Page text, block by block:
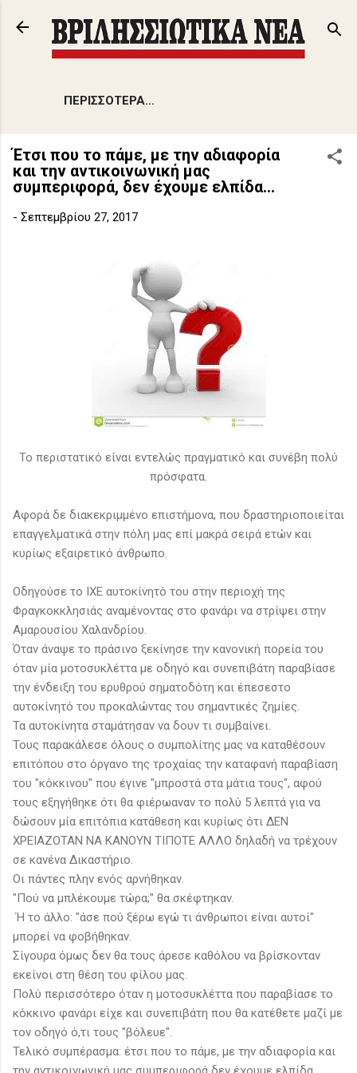
Μετάβαση στο κύριο περιεχόμενο
ΠΕΡΙΣΣΌΤΕΡΑ…
Έτσι που το πάμε, με την αδιαφορία
και την αντικοινωνική μας
συμπεριφορά, δεν έχουμε ελπίδα...
- Σεπτεμβρίου 27, 2017
Το περιστατικό είναι εντελώς πραγματικό και συνέβη πολύ
πρόσφατα.
Αφορά δε διακεκριμμένο επιστήμονα, που δραστηριοποιείται
επαγγελματικά στην πόλη μας επί μακρά σειρά ετών και
κυρίως εξαιρετικό άνθρωπο.
Οδηγούσε το ΙΧΕ αυτοκίνητό του στην περιοχή της
Φραγκοκκλησιάς αναμένοντας στο φανάρι να στρίψει στην
Αμαρουσίου Χαλανδρίου.
Όταν άναψε το πράσινο ξεκίνησε την κανονική πορεία του
όταν μία μοτοσυκλέττα με οδηγό και συνεπιβάτη παραβίασε
την ένδειξη του ερυθρού σηματοδότη και έπεσεστο
αυτοκίνητό του προκαλώντας του σημαντικές ζημίες.
Τα αυτοκίνητα σταμάτησαν να δουν τι συμβαίνει.
Τους παρακάλεσε όλους ο συμπολίτης μας να καταθέσουν
επιτόπου στο όργανο της τροχαίας την καταφανή παραβίαση
του "κόκκινου" που έγινε "μπροστά στα μάτια τους", αφού
τους εξηγήθηκε ότι θα φιέρωαναν το πολύ 5 λεπτά για να
δώσουν μία επιτόπια κατάθεση και κυρίως ότι ΔΕΝ
ΧΡΕΙΑΖΟΤΑΝ ΝΑ ΚΑΝΟΥΝ ΤΙΠΟΤΕ ΑΛΛΟ δηλαδή να τρέχουν
σε κανένα Δικαστήριο.
Οι πάντες πλην ενός αρνήθηκαν.
"Πού να μπλέκουμε τώρα;" θα σκέφτηκαν.
Ή το άλλο: "άσε πού ξέρω εγώ τι άνθρωποι είναι αυτοί"
μπορεί να φοβήθηκαν.
Σίγουρα όμως δεν θα τους άρεσε καθόλου να βρίσκονταν
εκείνοι στη θέση του φίλου μας.
Πολύ περισσότερο όταν η μοτοσυκλέττα που παραβίασε το
κόκκινο φανάρι είχε και συνεπιβάτη που θα κατέθετε μαζί με
τον οδηγό ό,τι τους "βόλευε".
Τελικό συμπέρασμα: έτσι που το πάμε, με την αδιαφορία και